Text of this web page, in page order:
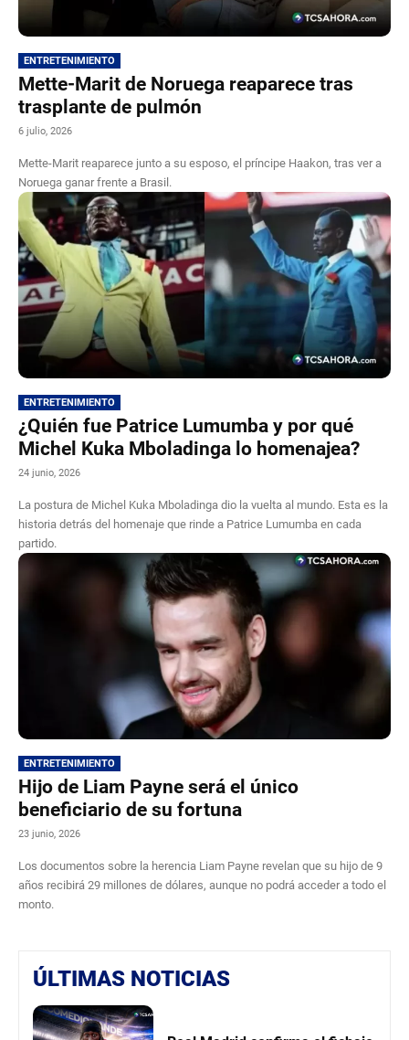
ENTRETENIMIENTO
Mette-Marit de Noruega reaparece tras
trasplante de pulmón
6 julio, 2026
Mette-Marit reaparece junto a su esposo, el príncipe Haakon, tras ver a
Noruega ganar frente a Brasil.
ENTRETENIMIENTO
¿Quién fue Patrice Lumumba y por qué
Michel Kuka Mboladinga lo homenajea?
24 junio, 2026
La postura de Michel Kuka Mboladinga dio la vuelta al mundo. Esta es la
historia detrás del homenaje que rinde a Patrice Lumumba en cada
partido.
ENTRETENIMIENTO
Hijo de Liam Payne será el único
beneficiario de su fortuna
23 junio, 2026
Los documentos sobre la herencia Liam Payne revelan que su hijo de 9
años recibirá 29 millones de dólares, aunque no podrá acceder a todo el
monto.
ÚLTIMAS NOTICIAS